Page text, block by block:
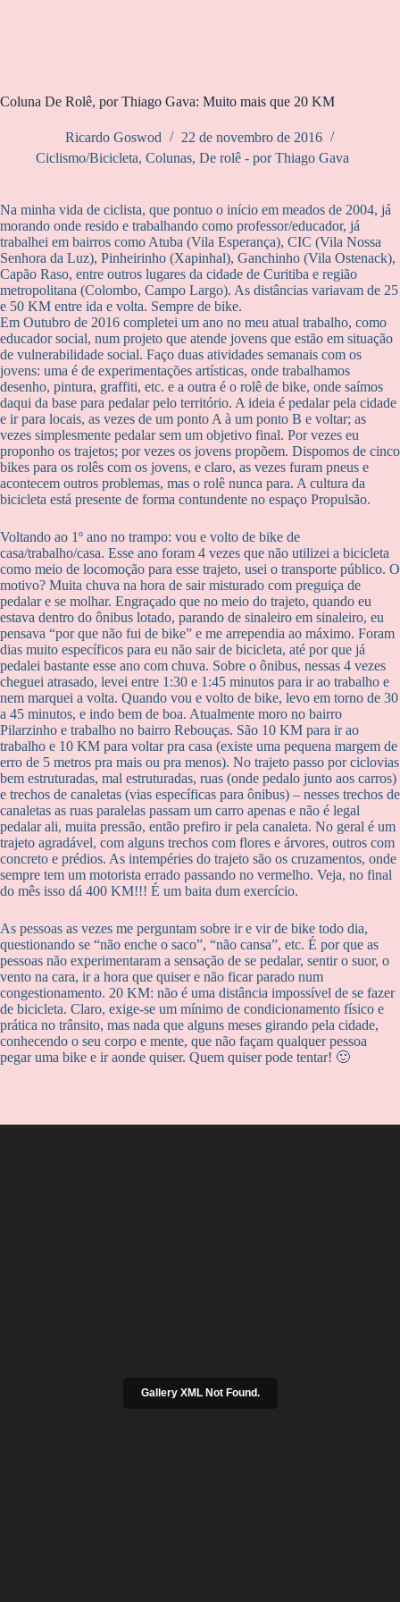
Coluna De Rolê, por Thiago Gava: Muito mais que 20 KM
Ricardo Goswod
22 de novembro de 2016
Ciclismo/Bicicleta, Colunas, De rolê - por Thiago Gava
Na minha vida de ciclista, que pontuo o início em meados de 2004, já
morando onde resido e trabalhando como professor/educador, já
trabalhei em bairros como Atuba (Vila Esperança), CIC (Vila Nossa
Senhora da Luz), Pinheirinho (Xapinhal), Ganchinho (Vila Ostenack),
Capão Raso, entre outros lugares da cidade de Curitiba e região
metropolitana (Colombo, Campo Largo). As distâncias variavam de 25
e 50 KM entre ida e volta. Sempre de bike.
Em Outubro de 2016 completei um ano no meu atual trabalho, como
educador social, num projeto que atende jovens que estão em situação
de vulnerabilidade social. Faço duas atividades semanais com os
jovens: uma é de experimentações artísticas, onde trabalhamos
desenho, pintura, graffiti, etc. e a outra é o rolê de bike, onde saímos
daqui da base para pedalar pelo território. A ideia é pedalar pela cidade
e ir para locais, as vezes de um ponto A à um ponto B e voltar; as
vezes simplesmente pedalar sem um objetivo final. Por vezes eu
proponho os trajetos; por vezes os jovens propõem. Dispomos de cinco
bikes para os rolês com os jovens, e claro, as vezes furam pneus e
acontecem outros problemas, mas o rolê nunca para. A cultura da
bicicleta está presente de forma contundente no espaço Propulsão.
Voltando ao 1º ano no trampo: vou e volto de bike de
casa/trabalho/casa. Esse ano foram 4 vezes que não utilizei a bicicleta
como meio de locomoção para esse trajeto, usei o transporte público. O
motivo? Muita chuva na hora de sair misturado com preguiça de
pedalar e se molhar. Engraçado que no meio do trajeto, quando eu
estava dentro do ônibus lotado, parando de sinaleiro em sinaleiro, eu
pensava “por que não fui de bike” e me arrependia ao máximo. Foram
dias muito específicos para eu não sair de bicicleta, até por que já
pedalei bastante esse ano com chuva. Sobre o ônibus, nessas 4 vezes
cheguei atrasado, levei entre 1:30 e 1:45 minutos para ir ao trabalho e
nem marquei a volta. Quando vou e volto de bike, levo em torno de 30
a 45 minutos, e indo bem de boa. Atualmente moro no bairro
Pilarzinho e trabalho no bairro Rebouças. São 10 KM para ir ao
trabalho e 10 KM para voltar pra casa (existe uma pequena margem de
erro de 5 metros pra mais ou pra menos). No trajeto passo por ciclovias
bem estruturadas, mal estruturadas, ruas (onde pedalo junto aos carros)
e trechos de canaletas (vias específicas para ônibus) – nesses trechos de
canaletas as ruas paralelas passam um carro apenas e não é legal
pedalar ali, muita pressão, então prefiro ir pela canaleta. No geral é um
trajeto agradável, com alguns trechos com flores e árvores, outros com
concreto e prédios. As intempéries do trajeto são os cruzamentos, onde
sempre tem um motorista errado passando no vermelho. Veja, no final
do mês isso dá 400 KM!!! É um baita dum exercício.
As pessoas as vezes me perguntam sobre ir e vir de bike todo dia,
questionando se “não enche o saco”, “não cansa”, etc. É por que as
pessoas não experimentaram a sensação de se pedalar, sentir o suor, o
vento na cara, ir a hora que quiser e não ficar parado num
congestionamento. 20 KM: não é uma distância impossível de se fazer
de bicicleta. Claro, exige-se um mínimo de condicionamento físico e
prática no trânsito, mas nada que alguns meses girando pela cidade,
conhecendo o seu corpo e mente, que não façam qualquer pessoa
pegar uma bike e ir aonde quiser. Quem quiser pode tentar! 🙂
Gallery XML Not Found.